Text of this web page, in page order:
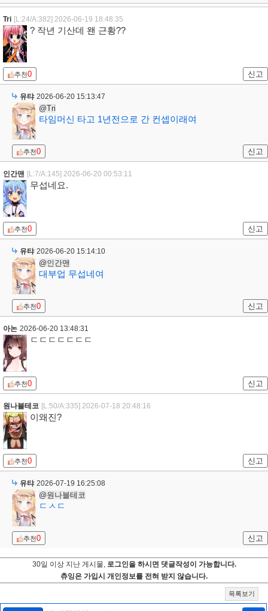
Tri [L:24/A:382] 2026-06-19 18:48:35
? 작년 기산데 왠 근황??
추천0 신고
유탸 2026-06-20 15:13:47
@Tri
타임머신 타고 1년전으로 간 컨셉이래여
추천0 신고
인간맨 [L:7/A:145] 2026-06-20 00:53:11
무섭네요.
추천0 신고
유탸 2026-06-20 15:14:10
@인간맨
대부업 무섭네여
추천0 신고
아논 2026-06-20 13:48:31
ㄷㄷㄷㄷㄷㄷㄷ
추천0 신고
원나블테코 [L:50/A:335] 2026-07-18 20:48:16
이왜진?
추천0 신고
유탸 2026-07-19 16:25:08
@원나블테코
ㄷㅅㄷ
추천0 신고
30일 이상 지난 게시물,
로그인을 하시면 댓글작성이 가능합니다.
츄잉은 가입시 개인정보를 전혀 받지 않습니다.
목록보기